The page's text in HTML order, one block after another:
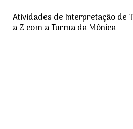
Atividades de Interpretação de
a Z com a Turma da Mônica